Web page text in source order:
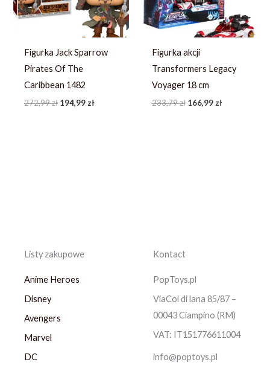
Figurka Jack Sparrow
Pirates Of The
Caribbean 1482
272,99zł 194,99 zł
Figurka akcji
Transformers Legacy
Voyager 18 cm
233,79zł 166,99 zł
Listy zakupowe
Anime Heroes
Disney
Avengers
Marvel
DC
Kontact
PopToys.pl
ViaCol di lana 85/87 –
00043 Ciampino (RM)
VAT: IT151776611004
info@poptoys.pl